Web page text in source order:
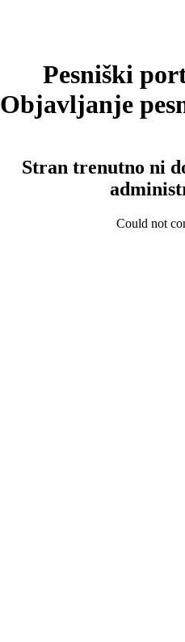
Pesniški
Objavljanje
Stran trenutno ni
Could not